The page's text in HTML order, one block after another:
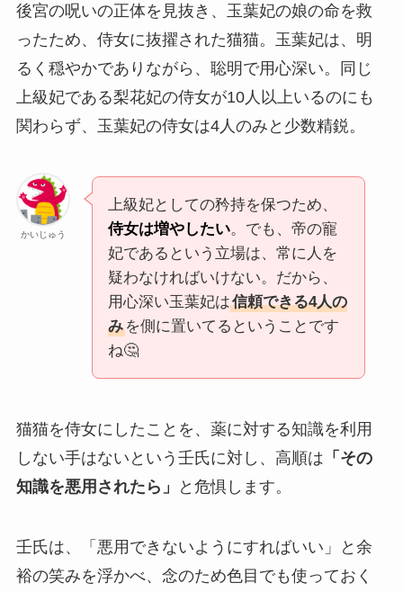
後宮の呪いの正体を見抜き、玉葉妃の娘の命を救
ったため、侍女に抜擢された猫猫。玉葉妃は、明
るく穏やかでありながら、聡明で用心深い。同じ
上級妃である梨花妃の侍女が10人以上いるのにも
関わらず、玉葉妃の侍女は4人のみと少数精鋭。
かいじゅう
上級妃としての矜持を保つため、
侍女は増やしたい。でも、帝の寵
妃であるという立場は、常に人を
疑わなければいけない。だから、
用心深い玉葉妃は信頼できる4人の
みを側に置いてるということです
ね🤔
猫猫を侍女にしたことを、薬に対する知識を利用
しない手はないという壬氏に対し、高順は 「その
知識を悪用されたら」
と危惧します。
壬氏は、「悪用できないようにすればいい」と余
裕の笑みを浮かべ、念のため色目でも使っておく